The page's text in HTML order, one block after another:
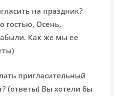
на праздник?
гостью, Осень,
Как же мы ее
пригласительный
(ответы) Вы хотели бы